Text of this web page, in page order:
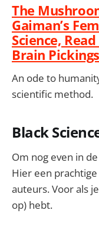
The
Gaiman’s
Science,
Brain Pickings
An ode to
scientific method.
Black
Om nog even in
Hier een
auteurs. Voor als
op) hebt.